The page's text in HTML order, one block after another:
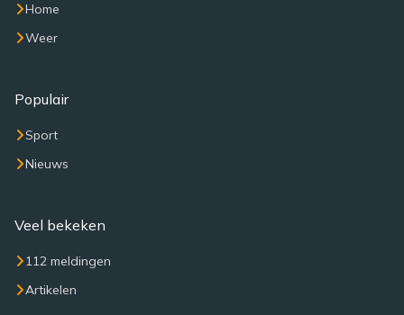
Home
Weer
Populair
Sport
Nieuws
Veel bekeken
112 meldingen
Artikelen